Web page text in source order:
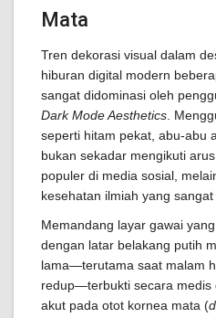
Mata
Tren dekorasi visual dalam
hiburan digital modern
sangat didominasi oleh
Dark Mode Aesthetics .
seperti hitam pekat, abu-abu
bukan sekadar mengikuti
populer di media sosial,
kesehatan ilmiah yang
Memandang layar gawai
dengan latar belakang putih
lama—terutama saat malam
redup—terbukti secara medis
akut pada otot kornea mata (